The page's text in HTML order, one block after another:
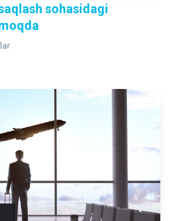
sohasidagi